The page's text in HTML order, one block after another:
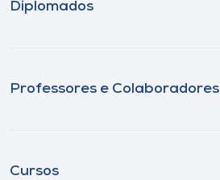
Diplomados
Professores e Colaboradores
Cursos